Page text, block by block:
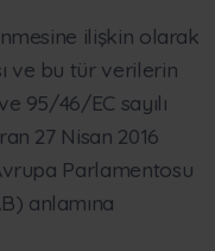
ilişkin olarak
ve bu tür verilerin
95/46/EC sayılı
27 Nisan 2016
Parlamentosu
anlamına